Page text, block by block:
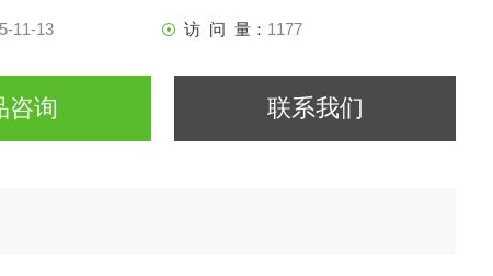
11-13 访 问 量： 1177
咨询 联系我们